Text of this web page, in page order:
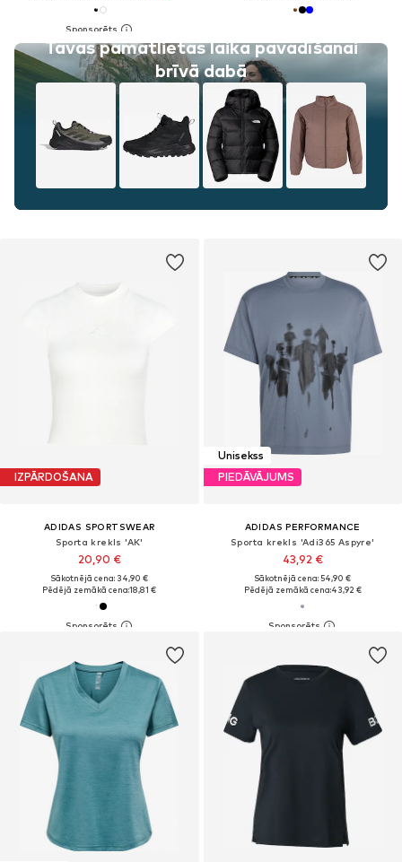
Tavas pamatlietas laika pavadīšanai
brīvā dabā
IZPĀRDOŠANA
ADIDAS SPORTSWEAR
Sporta krekls 'AK'
20,90 €
Sākotnējā cena: 34,90 €
Pēdējā zemākā cena:18,81 €
Unisekss
PIEDĀVĀJUMS
ADIDAS PERFORMANCE
Sporta krekls 'Adi365 Aspyre'
43,92 €
Sākotnējā cena: 54,90 €
Pēdējā zemākā cena:43,92 €